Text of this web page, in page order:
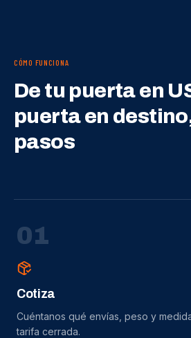
CÓMO FUNCIONA
De tu puerta en
puerta en
pasos
01
Cotiza
Cuéntanos qué envías, peso y
tarifa cerrada.